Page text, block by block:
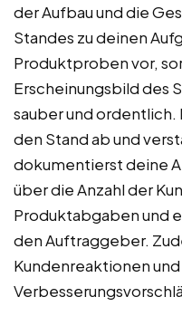
der Aufbau und die
Standes zu deinen
Produktproben vor,
Erscheinungsbild des
sauber und ordentlich.
den Stand ab und
dokumentierst deine
über die Anzahl der
Produktabgaben und
den Auftraggeber.
Kundenreaktionen